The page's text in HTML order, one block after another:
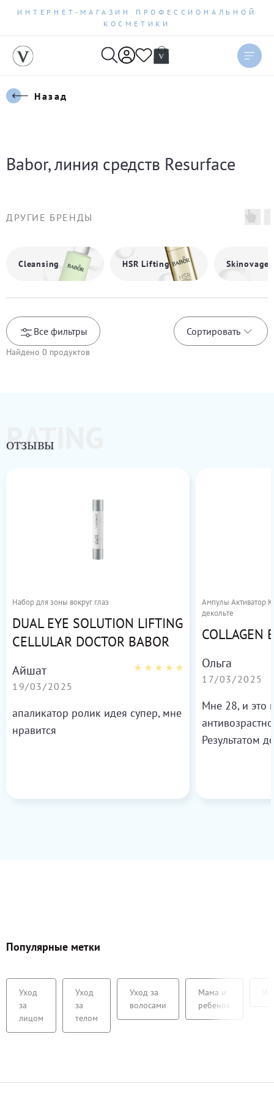
ИНТЕРНЕТ-МАГАЗИН ПРОФЕССИОНАЛЬНОЙ
КОСМЕТИКИ
Назад
Babor, линия средств Resurface
ДРУГИЕ БРЕНДЫ
Cleansing HSR Lifting Skinovage
Все фильтры Сортировать
Новинки
Найдено 0 продуктов
RATING
ОТЗЫВЫ
Набор для зоны вокруг глаз
DUAL EYE SOLUTION LIFTING
CELLULAR DOCTOR BABOR
Айшат
19/03/2025
апаликатор ролик идея супер, мне
нравится
Ампулы Активатор
декольте
COLLAGEN
Ольга
17/03/2025
Мне 28, и это
Результатом
Популярные метки
Уход
за
лицом
Уход
за
телом
Уход за
волосами
Мама и
ребенок